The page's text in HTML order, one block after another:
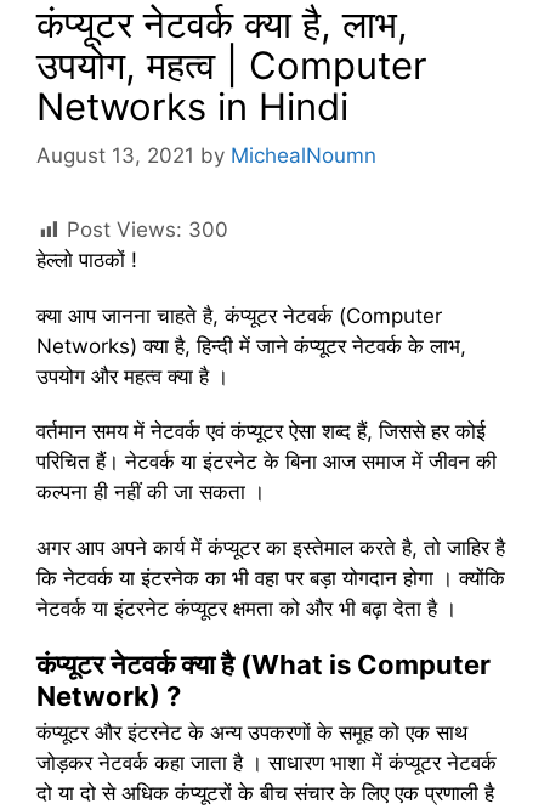
कंप्यूटर नेटवर्क क्या है, लाभ,
उपयोग, महत्व | Computer
Networks in Hindi
August 13, 2021 by MichealNoumn
Post Views: 300
हेल्लो पाठकों !
क्या आप जानना चाहते है, कंप्यूटर नेटवर्क (Computer
Networks) क्या है, हिन्दी में जाने कंप्यूटर नेटवर्क के लाभ,
उपयोग और महत्व क्या है ।
वर्तमान समय में नेटवर्क एवं कंप्यूटर ऐसा शब्द हैं, जिससे हर कोई
परिचित हैं। नेटवर्क या इंटरनेट के बिना आज समाज में जीवन की
कल्पना ही नहीं की जा सकता ।
अगर आप अपने कार्य में कंप्यूटर का इस्तेमाल करते है, तो जाहिर है
कि नेटवर्क या इंटरनेक का भी वहा पर बड़ा योगदान होगा । क्योंकि
नेटवर्क या इंटरनेट कंप्यूटर क्षमता को और भी बढ़ा देता है ।
कंप्यूटर नेटवर्क क्या है (What is Computer
Network) ?
कंप्यूटर और इंटरनेट के अन्य उपकरणों के समूह को एक साथ
जोड़कर नेटवर्क कहा जाता है । साधारण भाशा में कंप्यूटर नेटवर्क
दो या दो से अधिक कंप्यूटरों के बीच संचार के लिए एक प्रणाली है